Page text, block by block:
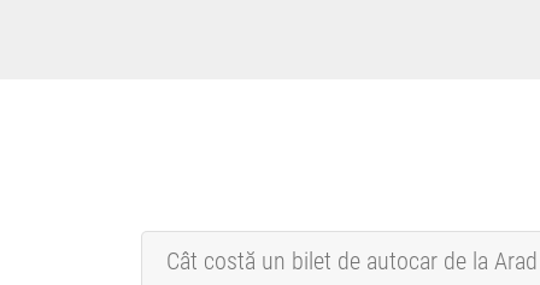
Cât costă un bilet de autocar de la